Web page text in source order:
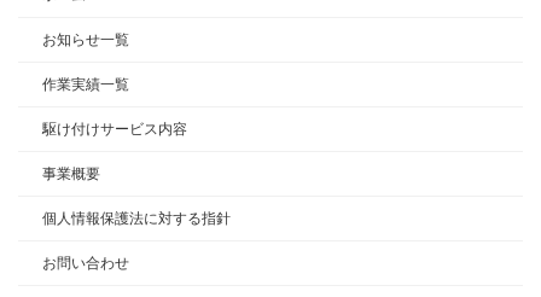
お知らせ一覧
作業実績一覧
駆け付けサービス内容
事業概要
個人情報保護法に対する指針
お問い合わせ